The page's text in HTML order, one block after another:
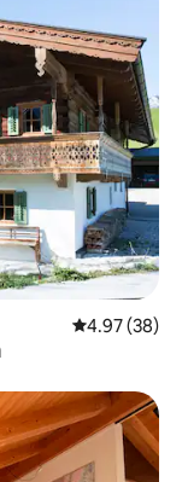
คะแนนเฉลี่ย
4.97 (38)